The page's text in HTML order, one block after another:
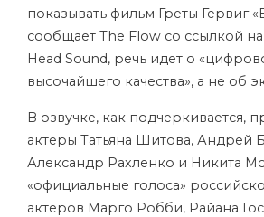
показывать фильм Греты Гервиг
сообщает The Flow со ссылкой
Head Sound, речь идет о
высочайшего качества», а не об
В озвучке, как подчеркивается,
актеры Татьяна Шитова, Андрей
Александр Рахленко и Никита
«официальные голоса»
актеров Марго Робби, Райана